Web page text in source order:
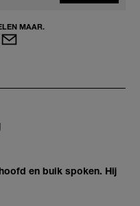
MAAR.
en buik spoken. Hij